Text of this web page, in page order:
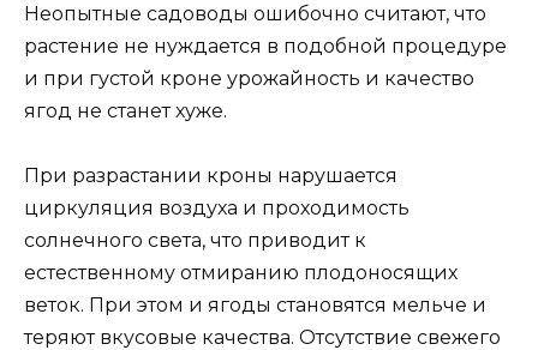
Неопытные садоводы ошибочно считают, что
растение не нуждается в подобной процедуре
и при густой кроне урожайность и качество
ягод не станет хуже.
При разрастании кроны нарушается
циркуляция воздуха и проходимость
солнечного света, что приводит к
естественному отмиранию плодоносящих
веток. При этом и ягоды становятся мельче и
теряют вкусовые качества. Отсутствие свежего